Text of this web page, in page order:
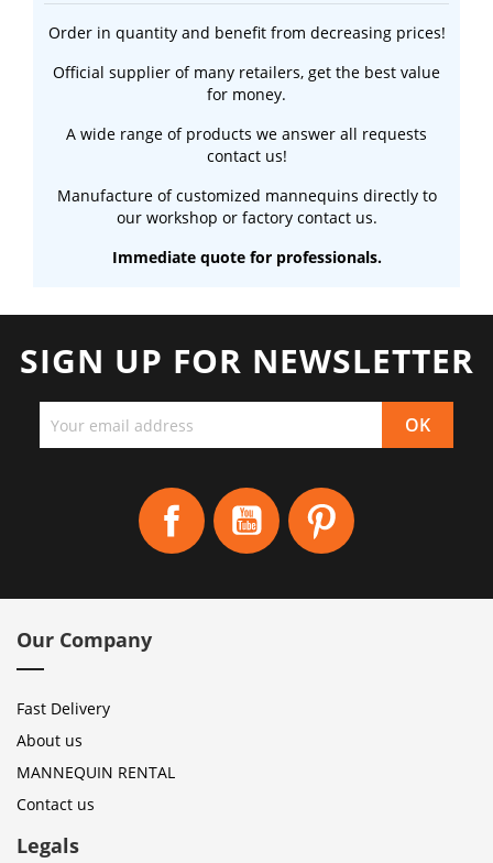
Order in quantity and benefit from decreasing prices!
Official supplier of many retailers, get the best value
for money.
A wide range of products we answer all requests
contact us!
Manufacture of customized mannequins directly to
our workshop or factory contact us.
Immediate quote for professionals.
SIGN UP FOR NEWSLETTER
Facebook YouTube
Our Company
Fast Delivery
About us
MANNEQUIN RENTAL
Contact us
Legals